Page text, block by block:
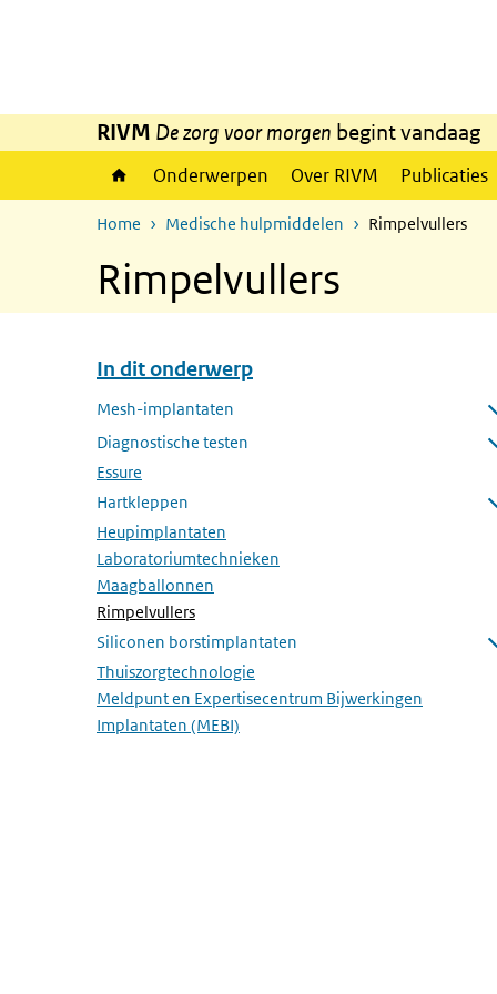
RIVM De zorg voor morgen begint vandaag
Onderwerpen Over RIVM Publicaties
Home Medische hulpmiddelen Rimpelvullers
Rimpelvullers
Overslaan menu In dit onderwerp
In dit onderwerp
Mesh-implantaten
Submenu openen
Diagnostische testen
Submenu openen
Essure
Hartkleppen
Submenu openen
Heupimplantaten
Laboratoriumtechnieken
Maagballonnen
Rimpelvullers(Actieve pagina)
Siliconen borstimplantaten
Submenu openen
Thuiszorgtechnologie
Meldpunt en Expertisecentrum Bijwerkingen
Implantaten (MEBI)